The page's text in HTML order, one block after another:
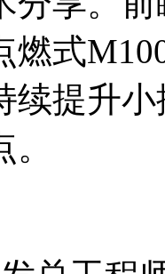
燃式
续提升